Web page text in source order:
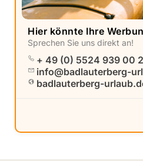
Hier könnte Ihre
Sprechen Sie uns direkt an!
+ 49 (0) 5524 939 00
info@badlauterberg-
badlauterberg-